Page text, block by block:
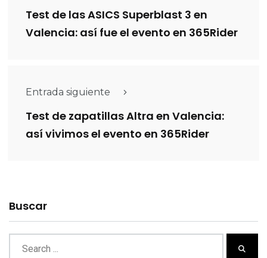
Test de las ASICS Superblast 3 en
Valencia: así fue el evento en 365Rider
Entrada siguiente
Test de zapatillas Altra en Valencia:
así vivimos el evento en 365Rider
Buscar